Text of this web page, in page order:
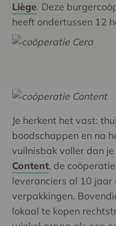
Liège. Deze
heeft ondertussen 12
Je herkent het vast:
boodschappen en na
vuilnisbak voller dan
Content, de
leveranciers al 10
verpakkingen.
lokaal te kopen